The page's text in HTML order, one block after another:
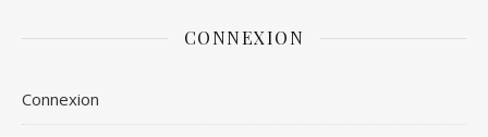
CONNEXION
Connexion